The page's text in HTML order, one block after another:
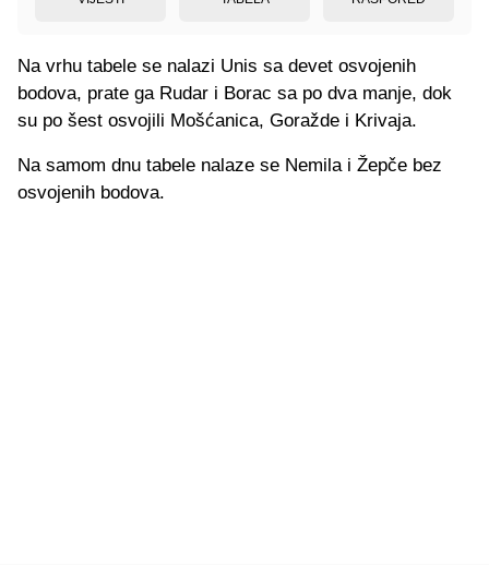
Na vrhu tabele se nalazi Unis sa devet osvojenih
bodova, prate ga Rudar i Borac sa po dva manje, dok
su po šest osvojili Mošćanica, Goražde i Krivaja.
Na samom dnu tabele nalaze se Nemila i Žepče bez
osvojenih bodova.